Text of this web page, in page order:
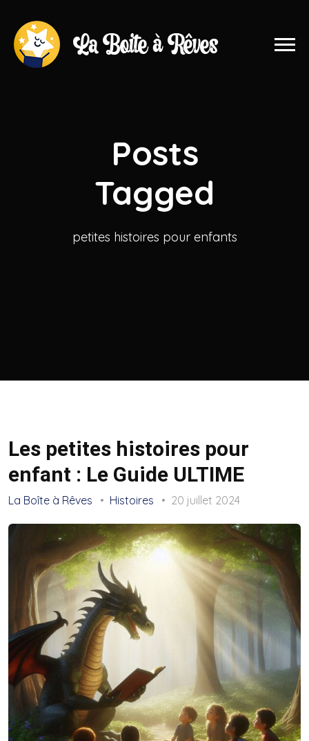
Posts
Tagged
petites histoires pour enfants
Les petites histoires pour
enfant : Le Guide ULTIME
La Boîte à Rêves Histoires 20 juillet 2024